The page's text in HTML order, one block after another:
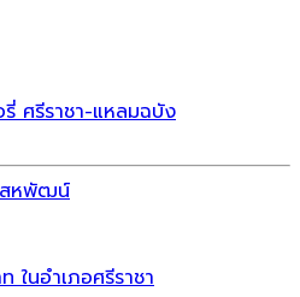
ศรีราชา-แหลมฉบัง
สหพัฒน์
ในอำเภอศรีราชา